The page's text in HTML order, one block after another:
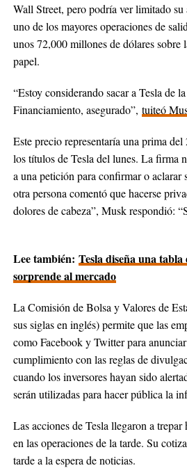
Wall Street, pero podría ver limitado su
uno de los mayores operaciones de
unos 72,000 millones de dólares sobre
papel.
“Estoy considerando sacar a Tesla de
Financiamiento, asegurado”, tuiteó
Este precio representaría una prima
los títulos de Tesla del lunes. La firma
a una petición para confirmar o aclarar
otra persona comentó que hacerse
dolores de cabeza”, Musk respondió:
Lee también: Tesla diseña una
sorprende al mercado
La Comisión de Bolsa y Valores de
sus siglas en inglés) permite que las
como Facebook y Twitter para
cumplimiento con las reglas de
cuando los inversores hayan sido
serán utilizadas para hacer pública la
Las acciones de Tesla llegaron a trepar
en las operaciones de la tarde. Su
tarde a la espera de noticias.